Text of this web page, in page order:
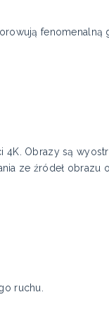
fenomenalną
4K. Obrazy są
ze źródeł obrazu
ruchu.